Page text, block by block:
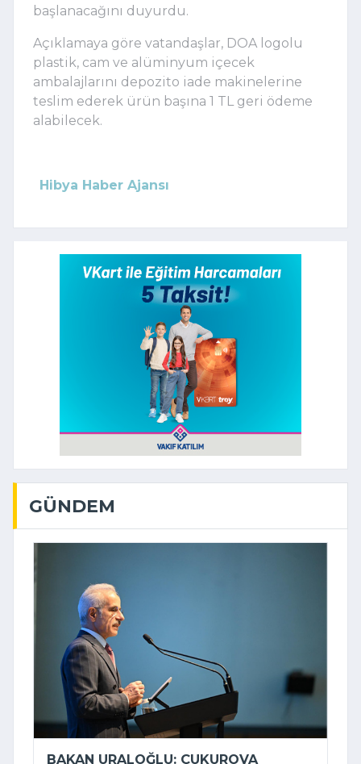
başlanacağını duyurdu.
Açıklamaya göre vatandaşlar, DOA logolu
plastik, cam ve alüminyum içecek
ambalajlarını depozito iade makinelerine
teslim ederek ürün başına 1 TL geri ödeme
alabilecek.
Hibya Haber Ajansı
GÜNDEM
BAKAN URALOĞLU: ÇUKUROVA